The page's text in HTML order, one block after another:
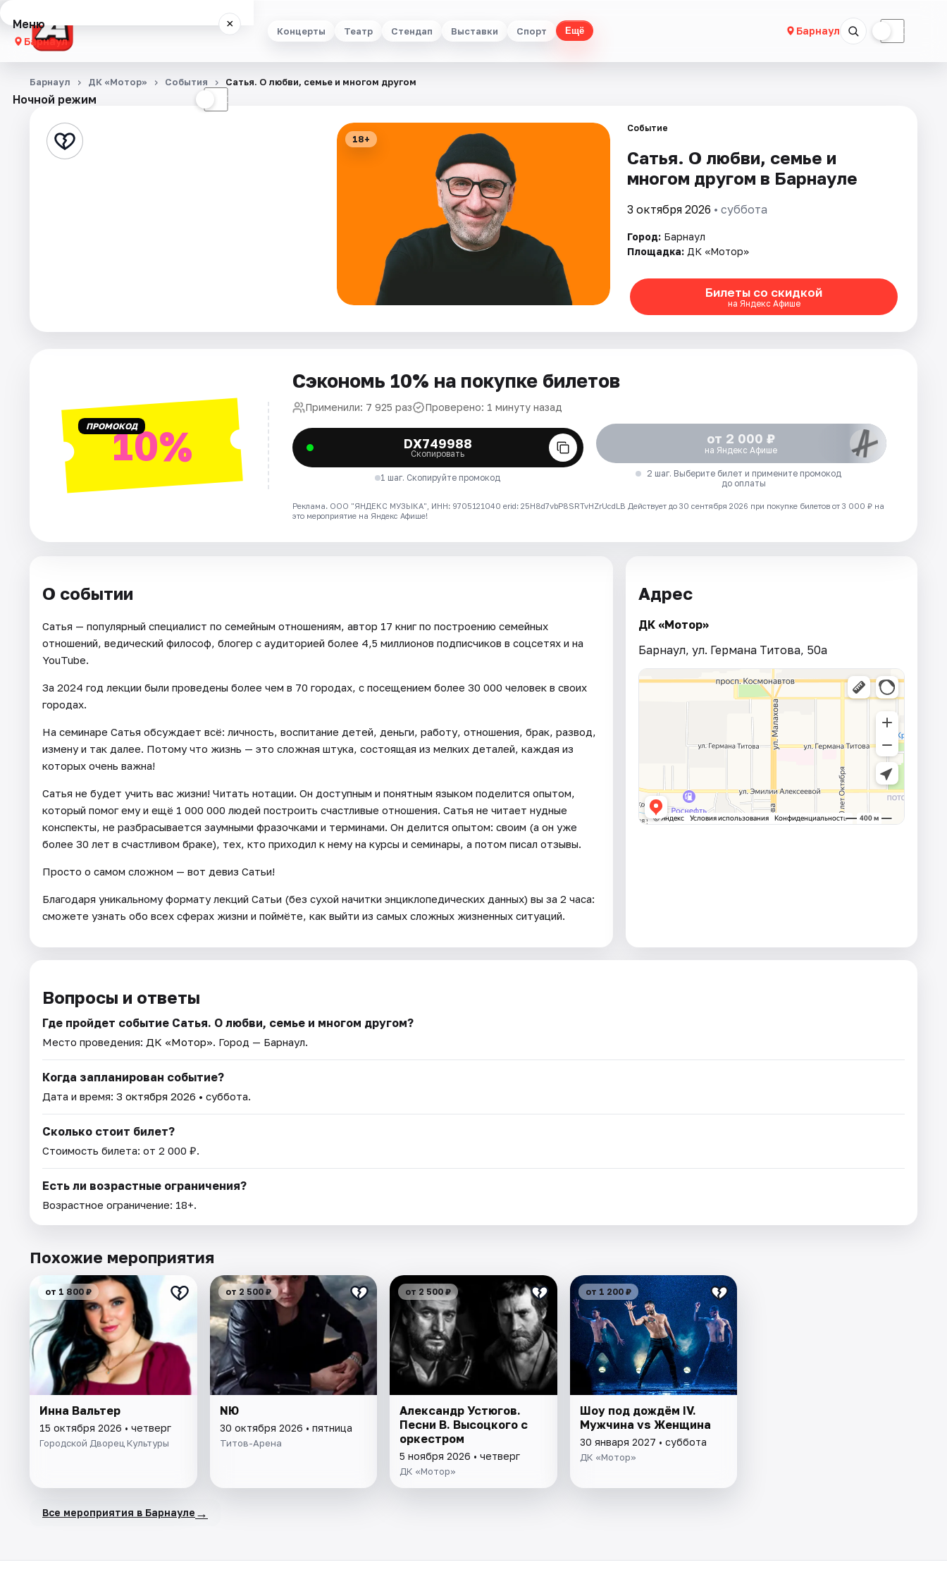
Концерты Театр Стендап Выставки Спорт Ещё Барнаул ☾
Меню ×
Барнаул
Концерты
Стендап
Ночной режим ☾
Барнаул ДК «Мотор» События Сатья. О любви, семье и многом другом
18+
Событие
Сатья. О любви, семье и
многом другом в Барнауле
3 октября 2026 • суббота
Город: Барнаул
Площадка: ДК «Мотор»
Билеты со скидкой
на Яндекс Афише
ПРОМОКОД10%
Сэкономь 10% на покупке билетов
Применили: 7 925 раз Проверено: 1 минуту назад
DX749988
Скопировать
1 шаг. Скопируйте промокод
от 2 000 ₽
на Яндекс Афише
2 шаг. Выберите билет и примените промокод
до оплаты
Реклама. ООО "ЯНДЕКС МУЗЫКА", ИНН: 9705121040 erid: 25H8d7vbP8SRTvHZrUcdLB Действует до 30 сентября 2026 при покупке билетов от 3 000 ₽ на
это мероприятие на Яндекс Афише!
О событии
Сатья — популярный специалист по семейным отношениям, автор 17 книг по построению семейных
отношений, ведический философ, блогер с аудиторией более 4,5 миллионов подписчиков в соцсетях и на
YouTube.
За 2024 год лекции были проведены более чем в 70 городах, с посещением более 30 000 человек в своих
городах.
На семинаре Сатья обсуждает всё: личность, воспитание детей, деньги, работу, отношения, брак, развод,
измену и так далее. Потому что жизнь — это сложная штука, состоящая из мелких деталей, каждая из
которых очень важна!
Сатья не будет учить вас жизни! Читать нотации. Он доступным и понятным языком поделится опытом,
который помог ему и ещё 1 000 000 людей построить счастливые отношения. Сатья не читает нудные
конспекты, не разбрасывается заумными фразочками и терминами. Он делится опытом: своим (а он уже
более 30 лет в счастливом браке), тех, кто приходил к нему на курсы и семинары, а потом писал отзывы.
Просто о самом сложном — вот девиз Сатьи!
Благодаря уникальному формату лекций Сатьи (без сухой начитки энциклопедических данных) вы за 2 часа:
сможете узнать обо всех сферах жизни и поймёте, как выйти из самых сложных жизненных ситуаций.
Адрес
ДК «Мотор»
Барнаул, ул. Германа Титова, 50а
Вопросы и ответы
Где пройдет событие Сатья. О любви, семье и многом другом?
Место проведения: ДК «Мотор». Город — Барнаул.
Когда запланирован событие?
Дата и время: 3 октября 2026 • суббота.
Сколько стоит билет?
Стоимость билета: от 2 000 ₽.
Есть ли возрастные ограничения?
Возрастное ограничение: 18+.
Похожие мероприятия
от 1 800 ₽
Инна Вальтер
15 октября 2026 • четверг
Городской Дворец Культуры
от 2 500 ₽
NЮ
30 октября 2026 • пятница
Титов-Арена
от 2 500 ₽
Александр Устюгов.
Песни В. Высоцкого с
оркестром
5 ноября 2026 • четверг
ДК «Мотор»
от 1 200 ₽
Шоу под дождём IV.
Мужчина vs Женщина
30 января 2027 • суббота
ДК «Мотор»
Все мероприятия в Барнауле →